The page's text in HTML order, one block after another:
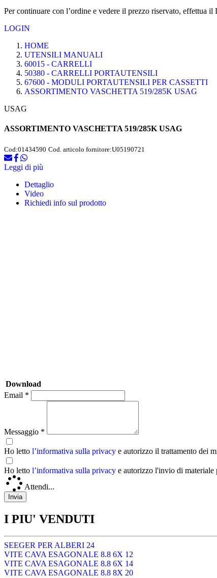
Per continuare con l’ordine e vedere il prezzo riservato, effettua
LOGIN
HOME
UTENSILI MANUALI
60015 - CARRELLI
50380 - CARRELLI PORTAUTENSILI
67600 - MODULI PORTAUTENSILI PER CASSETTI
ASSORTIMENTO VASCHETTA 519/285K USAG
USAG
ASSORTIMENTO VASCHETTA 519/285K USAG
Cod:01434590 Cod. articolo fornitore:U05190721
Leggi di più
Dettaglio
Video
Richiedi info sul prodotto
Download
Email *
Messaggio *
Ho letto l’informativa sulla privacy e autorizzo il trattamento dei
Ho letto l’informativa sulla privacy e autorizzo l'invio di
Attendi...
I PIU' VENDUTI
SEEGER PER ALBERI 24
VITE CAVA ESAGONALE 8.8 6X 12
VITE CAVA ESAGONALE 8.8 6X 14
VITE CAVA ESAGONALE 8.8 8X 20